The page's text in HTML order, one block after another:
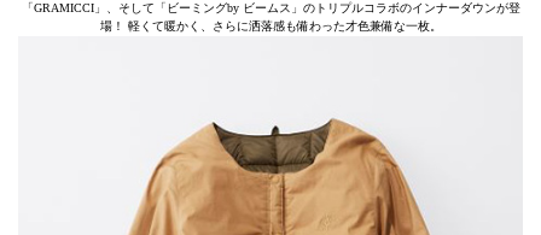
「GRAMICCI」、そして「ビーミングby ビームス」のトリプルコラボのインナーダウンが登
場！ 軽くて暖かく、さらに洒落感も備わった才色兼備な一枚。